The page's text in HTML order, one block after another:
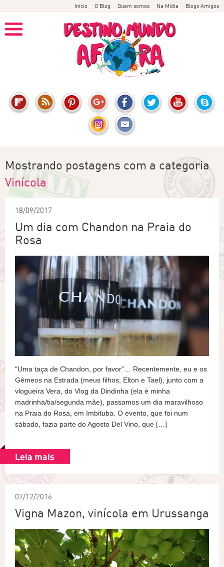
Início O Blog Quem somos Na Mídia Blogs Amigos
Mostrando postagens com a categoria
Vinícola
18/09/2017
Um dia com Chandon na Praia do
Rosa
“Uma taça de Chandon, por favor”… Recentemente, eu e os
Gêmeos na Estrada (meus filhos, Elton e Tael), junto com a
vlogueira Vera, do Vlog da Dindinha (ela é minha
madrinha/tia/segunda mãe), passamos um dia maravilhoso
na Praia do Rosa, em Imbituba. O evento, que foi num
sábado, fazia parte do Agosto Del Vino, que […]
Leia mais
07/12/2016
Vigna Mazon, vinícola em Urussanga